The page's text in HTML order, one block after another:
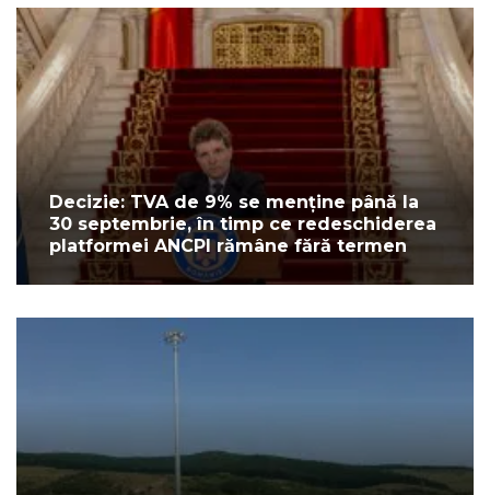
Decizie: TVA de 9% se menține până la
30 septembrie, în timp ce redeschiderea
platformei ANCPI rămâne fără termen